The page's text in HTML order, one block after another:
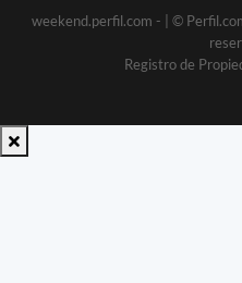
weekend.perfil.com -
| ©
Registro de